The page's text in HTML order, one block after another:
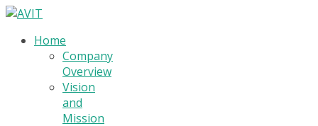
Home
Company
Overview
Vision
and
Mission